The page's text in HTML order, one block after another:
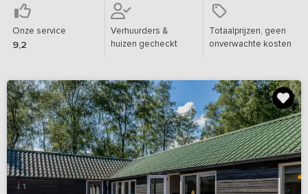
Onze service
9,2
Verhuurders &
huizen gecheckt
Totaalprijzen, geen
onverwachte kosten